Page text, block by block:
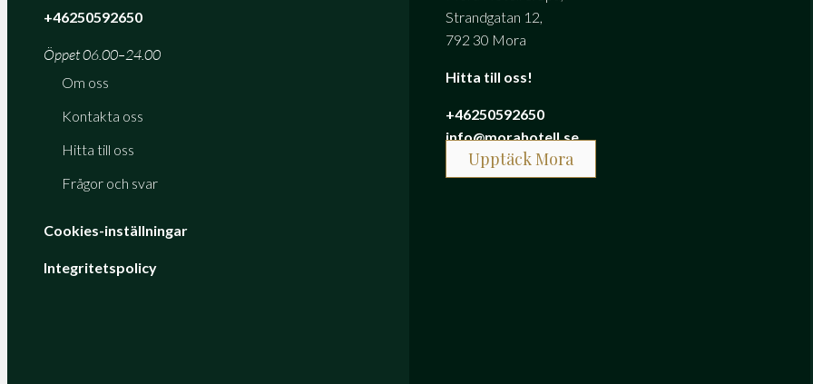
+46250592650
Öppet 06.00–24.00
Om oss
Kontakta oss
Hitta till oss
Frågor och svar
Cookies-inställningar
Integritetspolicy
Strandgatan 12,
792 30 Mora
Hitta till oss!
+46250592650
info@morahotell.se
Upptäck Mora